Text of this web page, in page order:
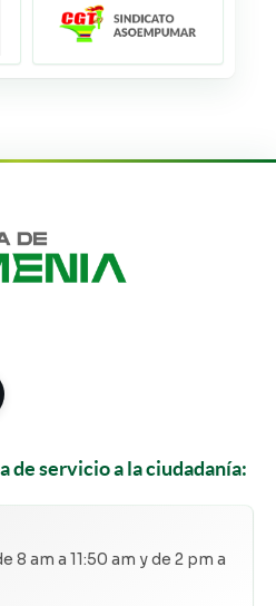
de servicio a la ciudadanía:
8 am a 11:50 am y de 2 pm a